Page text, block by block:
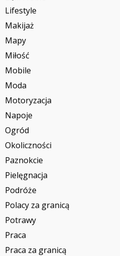
Lifestyle
Makijaż
Mapy
Miłość
Mobile
Moda
Motoryzacja
Napoje
Ogród
Okoliczności
Paznokcie
Pielęgnacja
Podróże
Polacy za granicą
Potrawy
Praca
Praca za granicą